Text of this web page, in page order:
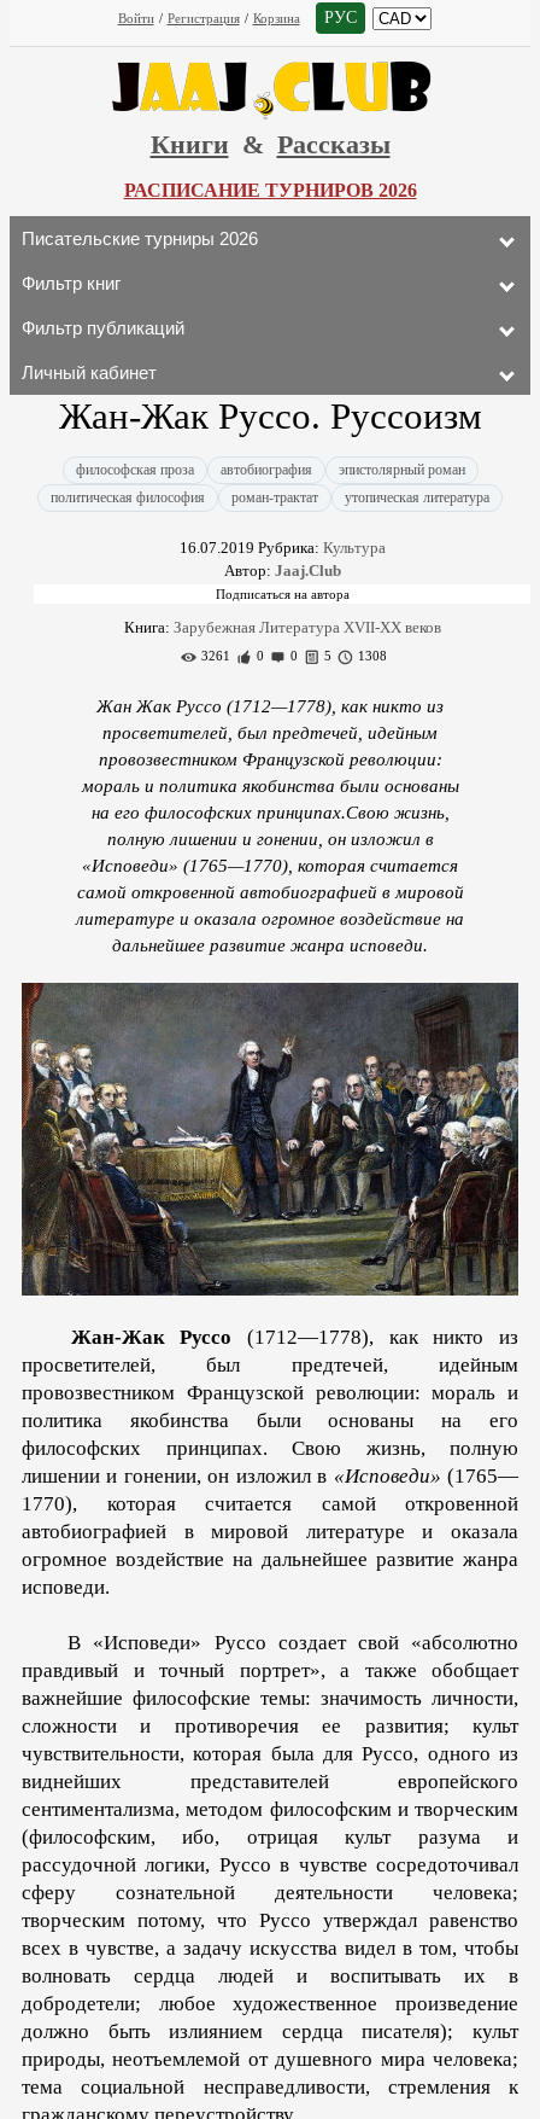
Войти / Регистрация / Корзина РУС
Книги & Рассказы
РАСПИСАНИЕ ТУРНИРОВ 2026
Писательские турниры 2026
Фильтр книг
Фильтр публикаций
Личный кабинет
Жан-Жак Руссо. Руссоизм
философская проза автобиография
эпистолярный роман
политическая философия
роман-трактат утопическая литература
16.07.2019 Рубрика: Культура
Автор: Jaaj.Club
Книга: Зарубежная Литература XVII-XX веков
3261 0 0 5 1308
Жан Жак Руссо (1712—1778), как никто из
просветителей, был предтечей, идейным
провозвестником Французской революции:
мораль и политика якобинства были основаны
на его философских принципах.Свою жизнь,
полную лишении и гонении, он изложил в
«Исповеди» (1765—1770), которая считается
самой откровенной автобиографией в мировой
литературе и оказала огромное воздействие на
дальнейшее развитие жанра исповеди.
Жан-Жак Руссо (1712—1778), как никто из
просветителей, был предтечей, идейным
провозвестником Французской революции: мораль и
политика якобинства были основаны на его
философских принципах. Свою жизнь, полную
лишении и гонении, он изложил в «Исповеди» (1765—
1770), которая считается самой откровенной
автобиографией в мировой литературе и оказала
огромное воздействие на дальнейшее развитие жанра
исповеди.
В «Исповеди» Руссо создает свой «абсолютно
правдивый и точный портрет», а также обобщает
важнейшие философские темы: значимость личности,
сложности и противоречия ее развития; культ
чувствительности, которая была для Руссо, одного из
виднейших представителей европейского
сентиментализма, методом философским и творческим
(философским, ибо, отрицая культ разума и
рассудочной логики, Руссо в чувстве сосредоточивал
сферу сознательной деятельности человека;
творческим потому, что Руссо утверждал равенство
всех в чувстве, а задачу искусства видел в том, чтобы
волновать сердца людей и воспитывать их в
добродетели; любое художественное произведение
должно быть излиянием сердца писателя); культ
природы, неотъемлемой от душевного мира человека;
тема социальной несправедливости, стремления к